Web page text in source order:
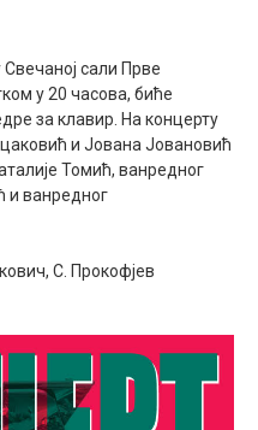
сали Прве
у 20 часова, биће
за клавир. На концерту
и Јована Јовановић
Томић, ванредног
и ванредног
С. Прокофјев